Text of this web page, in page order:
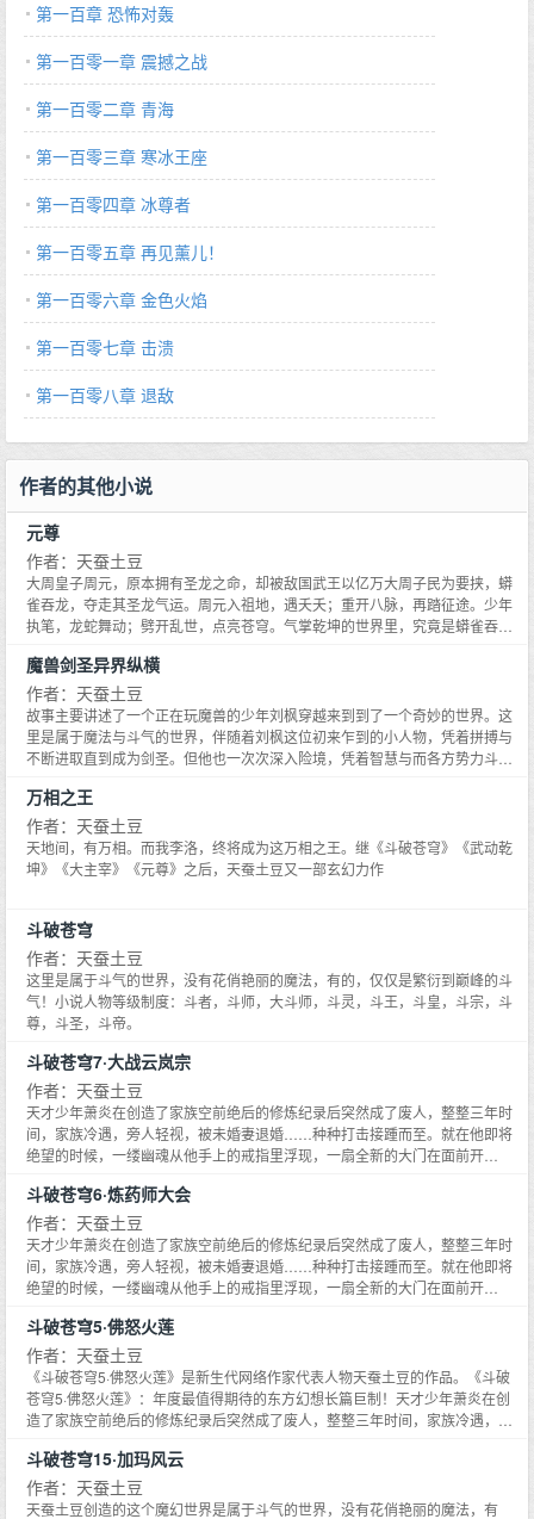
第一百章 恐怖对轰
第一百零一章 震撼之战
第一百零二章 青海
第一百零三章 寒冰王座
第一百零四章 冰尊者
第一百零五章 再见薰儿！
第一百零六章 金色火焰
第一百零七章 击溃
第一百零八章 退敌
作者的其他小说
元尊
作者：天蚕土豆
大周皇子周元，原本拥有圣龙之命，却被敌国武王以亿万大周子民为要挟，蟒
雀吞龙，夺走其圣龙气运。周元入祖地，遇夭夭；重开八脉，再踏征途。少年
执笔，龙蛇舞动；劈开乱世，点亮苍穹。气掌乾坤的世界里，究竟是蟒雀吞
魔兽剑圣异界纵横
作者：天蚕土豆
故事主要讲述了一个正在玩魔兽的少年刘枫穿越来到到了一个奇妙的世界。这
里是属于魔法与斗气的世界，伴随着刘枫这位初来乍到的小人物，凭着拼搏与
不断进取直到成为剑圣。但他也一次次深入险境，凭着智慧与而各方势力斗
必须用实力证明自己不是废材。编织在爱与恨......
万相之王
作者：天蚕土豆
天地间，有万相。而我李洛，终将成为这万相之王。继《斗破苍穹》《武动乾
坤》《大主宰》《元尊》之后，天蚕土豆又一部玄幻力作
斗破苍穹
作者：天蚕土豆
这里是属于斗气的世界，没有花俏艳丽的魔法，有的，仅仅是繁衍到巅峰的斗
气！小说人物等级制度：斗者，斗师，大斗师，斗灵，斗王，斗皇，斗宗，斗
尊，斗圣，斗帝。
斗破苍穹7·大战云岚宗
作者：天蚕土豆
天才少年萧炎在创造了家族空前绝后的修炼纪录后突然成了废人，整整三年时
间，家族冷遇，旁人轻视，被未婚妻退婚……种种打击接踵而至。就在他即将
绝望的时候，一缕幽魂从他手上的戒指里浮现，一扇全新的大门在面前开
斗破苍穹6·炼药师大会
作者：天蚕土豆
天才少年萧炎在创造了家族空前绝后的修炼纪录后突然成了废人，整整三年时
间，家族冷遇，旁人轻视，被未婚妻退婚……种种打击接踵而至。就在他即将
绝望的时候，一缕幽魂从他手上的戒指里浮现，一扇全新的大门在面前开
斗破苍穹5·佛怒火莲
作者：天蚕土豆
《斗破苍穹5·佛怒火莲》是新生代网络作家代表人物天蚕土豆的作品。《斗破
苍穹5·佛怒火莲》：年度最值得期待的东方幻想长篇巨制！天才少年萧炎在创
造了家族空前绝后的修炼纪录后突然成了废人，整整三年时间，家族冷遇，旁
幽魂从他手上的戒指里浮现，一扇全新的大门在面前开启……
斗破苍穹15·加玛风云
作者：天蚕土豆
天蚕土豆创造的这个魔幻世界是属于斗气的世界，没有花俏艳丽的魔法，有